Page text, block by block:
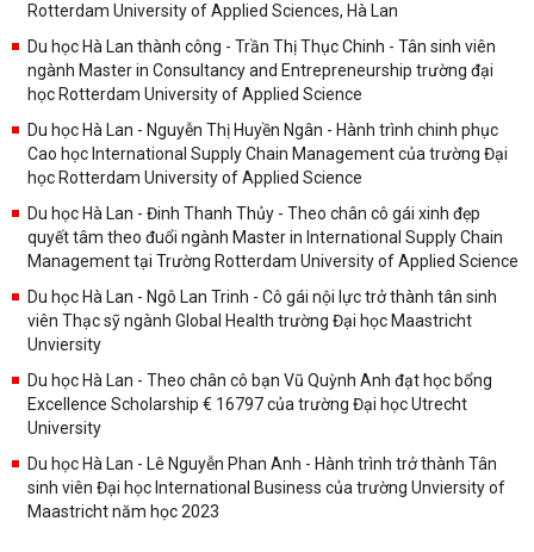
Rotterdam University of Applied Sciences, Hà Lan
Du học Hà Lan thành công - Trần Thị Thục Chinh - Tân sinh viên
ngành Master in Consultancy and Entrepreneurship trường đại
học Rotterdam University of Applied Science
Du học Hà Lan - Nguyễn Thị Huyền Ngân - Hành trình chinh phục
Cao học International Supply Chain Management của trường Đại
học Rotterdam University of Applied Science
Du học Hà Lan - Đinh Thanh Thủy - Theo chân cô gái xinh đẹp
quyết tâm theo đuổi ngành Master in International Supply Chain
Management tại Trường Rotterdam University of Applied Science
Du học Hà Lan - Ngô Lan Trinh - Cô gái nội lực trở thành tân sinh
viên Thạc sỹ ngành Global Health trường Đại học Maastricht
Unviersity
Du học Hà Lan - Theo chân cô bạn Vũ Quỳnh Anh đạt học bổng
Excellence Scholarship € 16797 của trường Đại học Utrecht
University
Du học Hà Lan - Lê Nguyễn Phan Anh - Hành trình trở thành Tân
sinh viên Đại học International Business của trường Unviersity of
Maastricht năm học 2023